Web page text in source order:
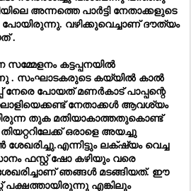
അന്നത്തെ പാർട്ടി നേതാക്കളുടെ
പോയിരുന്നു. വഴിക്കുവെച്ചാണ് ദൗത്യം
.
കട്ടപ്പനയിൽ
. സംഘാടകരുടെ കയ്യിൽ കാൽ
നേരെ പോയത് മണർകാട് പാപ്പന്റെ
നേതാക്കൾ ആവശ്യം
തുക മതിയാകാത്തതുകൊണ്ട്
ഒരാളെ അയച്ചു
ശേഖരിച്ചു.എന്നിട്ടും ലക്‌ഷ്യം വെച്ച
ഫസ്റ്റ് ഷോ കഴിയും വരെ
ഞങ്ങൾ മടങ്ങിയത്. ഈ
എങ്കിലും